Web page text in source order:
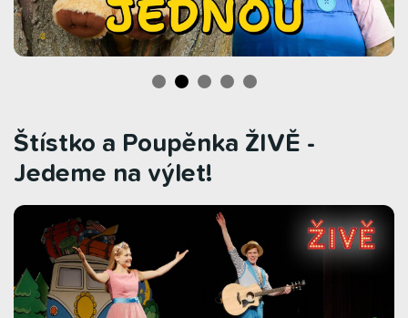
Štístko a Poupěnka ŽIVĚ -
Jedeme na výlet!